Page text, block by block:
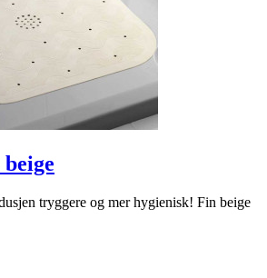
tryggere og mer hygienisk! Fin beige